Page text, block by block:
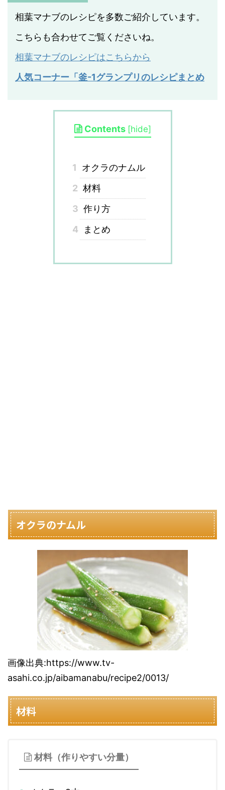
相葉マナブのレシピを多数ご紹介しています。
こちらも合わせてご覧くださいね。
相葉マナブのレシピはこちらから
人気コーナー「釜-1グランプリのレシピまとめ
Contents [hide]
1
オクラのナムル
2 材料
3 作り方
4
まとめ
オクラのナムル
画像出典:https://www.tv-
asahi.co.jp/aibamanabu/recipe2/0013/
材料
材料（作りやすい分量）